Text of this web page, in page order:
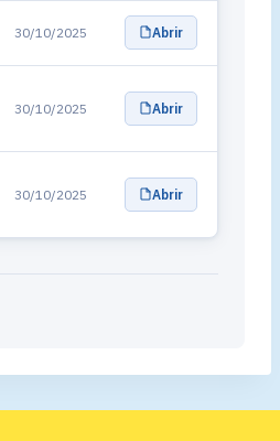
30/10/2025 Abrir
30/10/2025 Abrir
30/10/2025 Abrir